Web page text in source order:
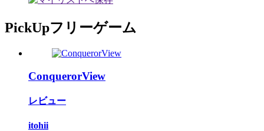
PickUpフリーゲーム
ConquerorView
レビュー
itohii